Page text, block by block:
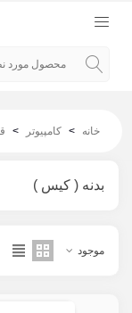
خانه > کامپیوتر >
بدنه ( کیس )
موجود